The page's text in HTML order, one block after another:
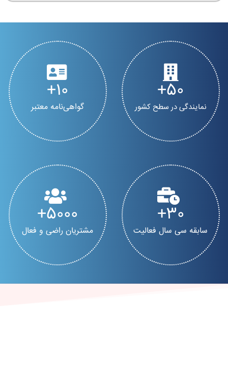
50
نمایندگی در سطح کشور
10
گواهی‌نامه معتبر
30
سابقه سی سال فعالیت
5000
مشتریان راضی و فعال